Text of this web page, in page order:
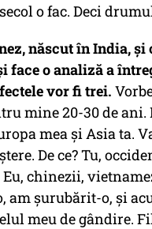
o fac. Deci
născut în India, și
face o analiză a
vor fi trei.
mine 20-30 de ani.
mea și Asia ta.
De ce? Tu,
Eu, chinezii,
am șurubărit-o, și
meu de gândire.